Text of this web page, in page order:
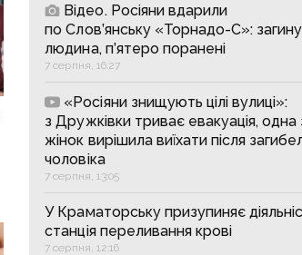
Відео. Росіяни вдарили
по Слов’янську «Торнадо-С»:
людина, п’ятеро поранені
7 серпня, 16:27
«Росіяни знищують цілі вулиці»:
з Дружківки триває евакуація, одна
жінок вирішила виїхати після
чоловіка
7 серпня, 13:05
У Краматорську призупиняє
станція переливання крові
7 серпня, 12:16